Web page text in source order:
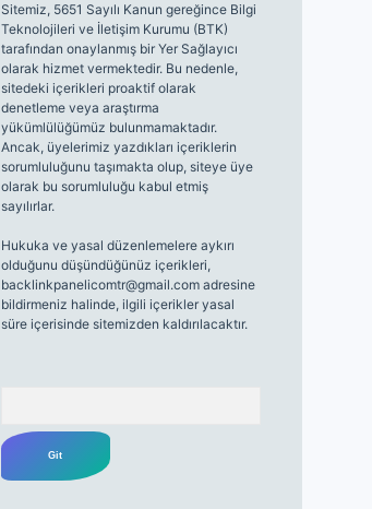
Sitemiz, 5651 Sayılı Kanun gereğince Bilgi
Teknolojileri ve İletişim Kurumu (BTK)
tarafından onaylanmış bir Yer Sağlayıcı
olarak hizmet vermektedir. Bu nedenle,
sitedeki içerikleri proaktif olarak
denetleme veya araştırma
yükümlülüğümüz bulunmamaktadır.
Ancak, üyelerimiz yazdıkları içeriklerin
sorumluluğunu taşımakta olup, siteye üye
olarak bu sorumluluğu kabul etmiş
sayılırlar.
Hukuka ve yasal düzenlemelere aykırı
olduğunu düşündüğünüz içerikleri,
backlinkpanelicomtr@gmail.comadresine
bildirmeniz halinde, ilgili içerikler yasal
süre içerisinde sitemizden kaldırılacaktır.